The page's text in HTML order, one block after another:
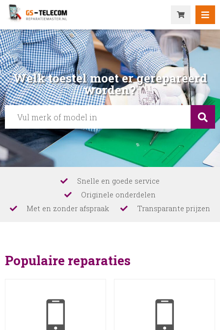
Welk toestel moet er gerepareerd
worden?
Snelle en goede service
Originele onderdelen
Met en zonder afspraak
Transparante prijzen
Populaire reparaties